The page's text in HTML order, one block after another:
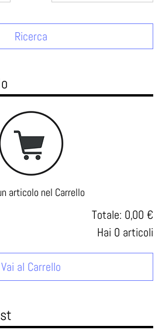
articolo nel Carrello
Hai 0 articoli
Totale: 0,00 €
Vai al Carrello